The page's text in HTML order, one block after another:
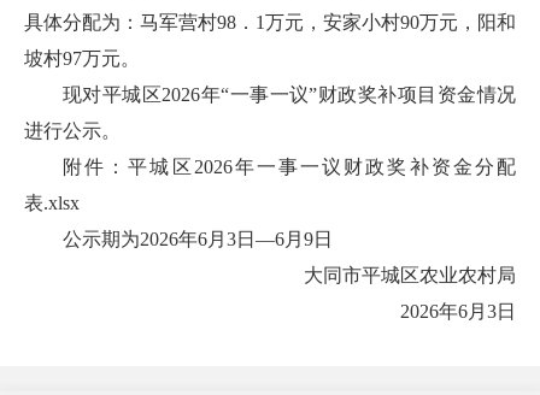
具体分配为：马军营村98．1万元，安家小村90万元，阳和
坡村97万元。
现对平城区2026年“一事一议”财政奖补项目资金情况
进行公示。
附件：平城区2026年一事一议财政奖补资金分配
表.xlsx
公示期为2026年6月3日—6月9日
大同市平城区农业农村局
2026年6月3日